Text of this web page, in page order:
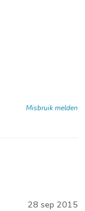
Misbruik melden
28 sep 2015